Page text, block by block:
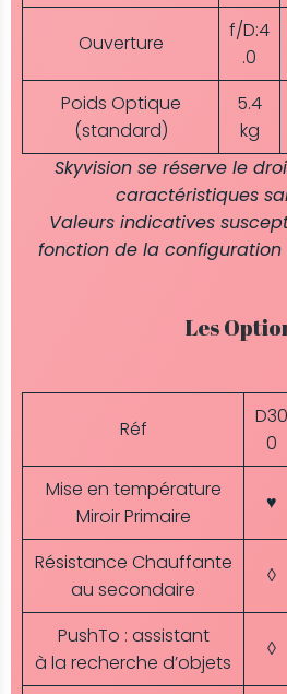
Ouverture
f/D:4
.0
Poids Optique
(standard)
5.4
kg
Skyvision se réserve le
caractéristiques
Valeurs indicatives
fonction de la configuration
Les
Réf
D30
0
Mise en température
Miroir Primaire
♥
Résistance Chauffante
au secondaire
◊
PushTo : assistant
à la recherche d’objets
◊